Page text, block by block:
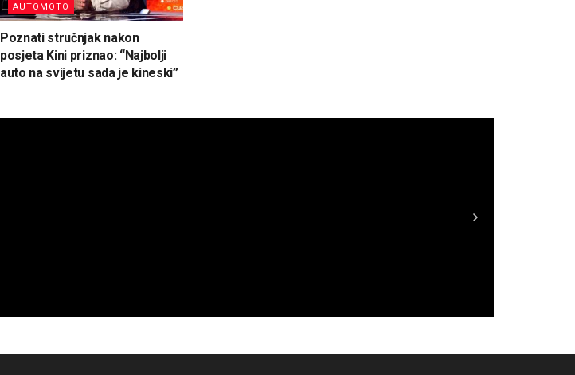
AUTOMOTO
Poznati stručnjak nakon
posjeta Kini priznao: “Najbolji
auto na svijetu sada je kineski”